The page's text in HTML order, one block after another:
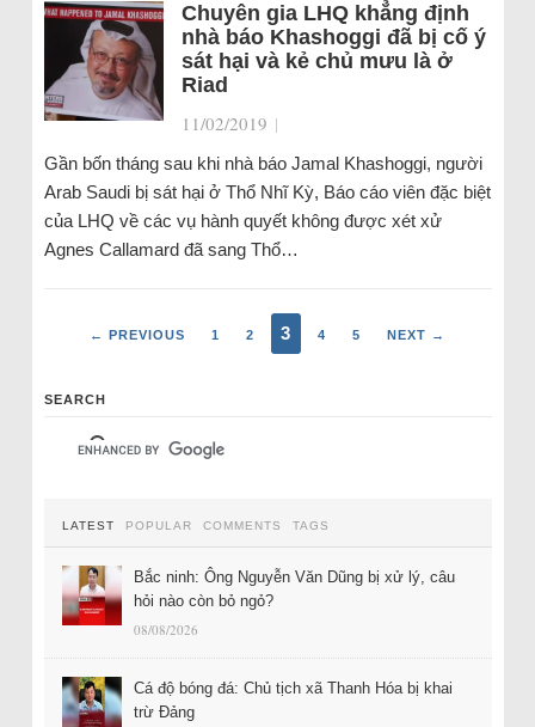
Chuyên gia LHQ khẳng định
nhà báo Khashoggi đã bị cố ý
sát hại và kẻ chủ mưu là ở
Riad
11/02/2019 |
Gần bốn tháng sau khi nhà báo Jamal Khashoggi, người
Arab Saudi bị sát hại ở Thổ Nhĩ Kỳ, Báo cáo viên đặc biệt
của LHQ về các vụ hành quyết không được xét xử
Agnes Callamard đã sang Thổ…
← PREVIOUS 1 2 3 4 5 NEXT →
SEARCH
LATEST POPULAR COMMENTS TAGS
Bắc ninh: Ông Nguyễn Văn Dũng bị xử lý, câu
hỏi nào còn bỏ ngỏ?
08/08/2026
Cá độ bóng đá: Chủ tịch xã Thanh Hóa bị khai
trừ Đảng